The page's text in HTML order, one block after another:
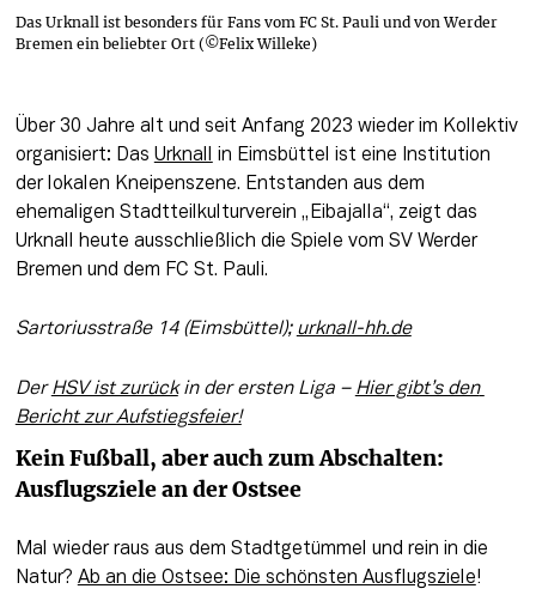
Das Urknall ist besonders für Fans vom FC St. Pauli und von Werder
Bremen ein beliebter Ort (©Felix Willeke)
Über 30 Jahre alt und seit Anfang 2023 wieder im Kollektiv
organisiert: Das Urknall
in Eimsbüttel ist eine Institution
der lokalen Kneipenszene. Entstanden aus dem
ehemaligen Stadtteilkulturverein „Eibajalla“, zeigt das
Urknall heute ausschließlich die Spiele vom SV Werder
Bremen und dem FC St. Pauli.
Sartoriusstraße 14 (Eimsbüttel); urknall-hh.de
Der HSV ist zurück in der ersten Liga – Hier gibt’s den
Bericht zur Aufstiegsfeier!
Kein Fußball, aber auch zum Abschalten:
Ausflugsziele an der Ostsee
Mal wieder raus aus dem Stadtgetümmel und rein in die
Natur? Ab an die Ostsee: Die schönsten Ausflugsziele!